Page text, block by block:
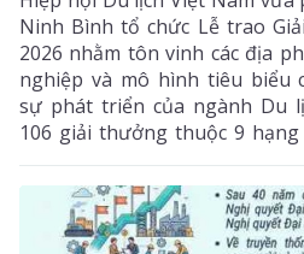
Ninh Bình tổ chức Lễ trao
2026 nhằm tôn vinh các địa
nghiệp và mô hình tiêu biểu
sự phát triển của ngành Du
106 giải thưởng thuộc 9 hạng
lịch cộng đồng Lao Chải 1 (xã
vinh dự đứng tên ở hạng mục
du lịch có nội hàm văn hóa
được vinh danh tại mùa giải